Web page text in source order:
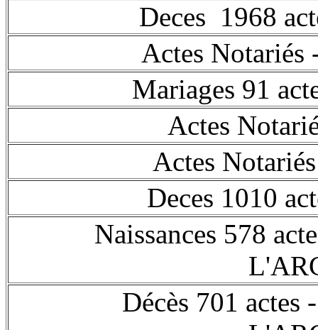
Deces 1968
Actes Notariés
Mariages 91
Actes
Actes
Deces 1010
Naissances 578
Décès 701